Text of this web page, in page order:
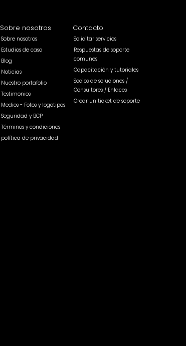
Sobre nosotros
Sobre nosotros
Estudios de caso
Blog
Noticias
Nuestro portafolio
Testimonios
Medios - Fotos y logotipos
Seguridad y BCP
Términos y condiciones
política de privacidad
Contacto
Solicitar servicios
Respuestas de soporte
comunes
Capacitación y tutoriales
Socios de soluciones /
Consultores / Enlaces
Crear un ticket de soporte